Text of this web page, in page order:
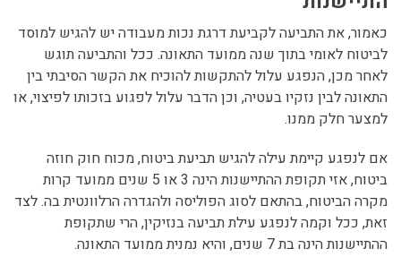
כאמור, את התביעה לקביעת דרגת נכות מעבודה יש להגיש למוסד
לביטוח לאומי בתוך שנה ממועד התאונה. ככל והתביעה תוגש
לאחר מכן, הנפגע עלול להתקשות להוכיח את הקשר הסיבתי בין
התאונה לבין נזקיו בעטיה, וכן הדבר עלול לפגוע בזכותו לפיצוי, או
למצער חלק ממנו.
אם לנפגע קיימת עילה להגיש תביעת ביטוח, מכוח חוק חוזה
ביטוח, אזי תקופת ההתיישנות הינה 3 או 5 שנים ממועד קרות
מקרה הביטוח, בהתאם לסוג הפוליסה ולהגדרה הרלוונטית בה. לצד
זאת, ככל וקמה לנפגע עילת תביעה בנזיקין, הרי שתקופת
ההתיישנות הינה בת 7 שנים, והיא נמנית ממועד התאונה.